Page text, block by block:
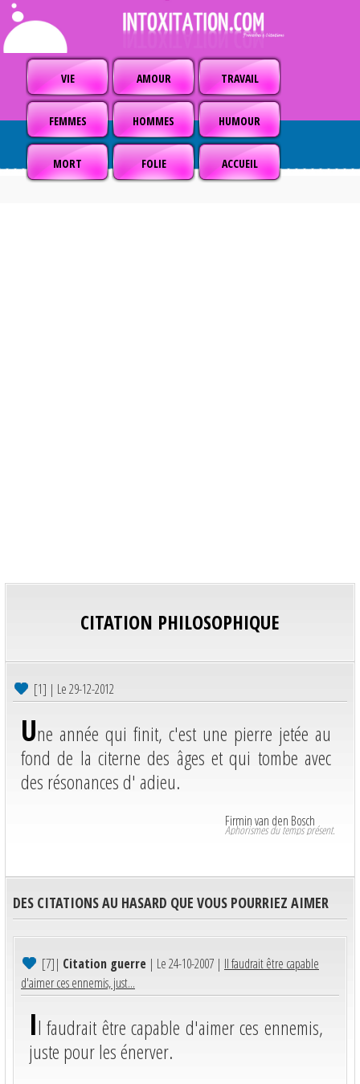
VIE AMOUR TRAVAIL
FEMMES HOMMES HUMOUR
MORT FOLIE ACCUEIL
CITATION PHILOSOPHIQUE
[1] | Le 29-12-2012
Une année qui finit, c'est une pierre jetée au
fond de la citerne des âges et qui tombe avec
des résonances d' adieu.
Firmin van den Bosch
Aphorismes du temps présent.
DES CITATIONS AU HASARD QUE VOUS POURRIEZ AIMER
[7]| Citation guerre | Le 24-10-2007 | Il faudrait être capable
d'aimer ces ennemis, just...
Il faudrait être capable d'aimer ces ennemis,
juste pour les énerver.